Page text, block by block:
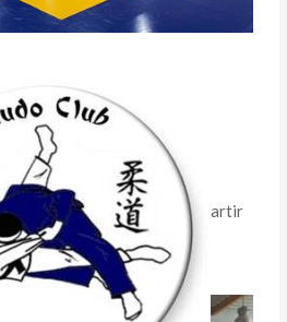
4 à 12 Ans.
» de 15 à 99 ans (et plus si
Self Défense.
Ados/Adultes à partir